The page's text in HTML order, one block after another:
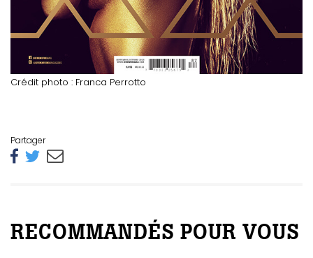
Crédit photo : Franca Perrotto
Partager
RECOMMANDÉS POUR VOUS